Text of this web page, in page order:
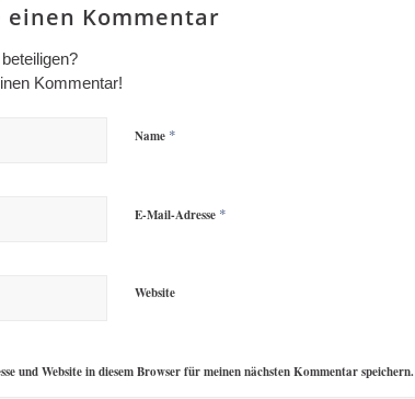
einen Kommentar
Kommentar!
Name *
E-Mail-Adresse *
Website
und Website in diesem Browser für meinen nächsten Kommentar speichern.